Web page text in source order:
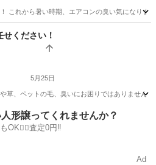
これから暑い時期、エアコンの臭い気になり
ください！
5月25日
草、ペットの毛、臭いにお困りではありません
天井
人形譲ってくれませんか？
OK🙆‍♀️査定0円‼️
Ad